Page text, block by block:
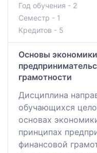
Год обучения - 2
Семестр - 1
Кредитов - 5
Основы
грамотности
Дисциплина
обучающихся
основах
принципах
финансовой